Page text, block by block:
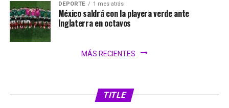
DEPORTE 1 mes atrás
México saldrá con la playera verde ante
Inglaterra en octavos
MÁS RECIENTES
TITLE